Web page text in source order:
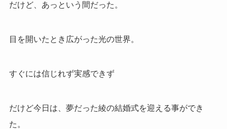
だけど、あっという間だった。
目を開いたとき広がった光の世界。
すぐには信じれず実感できず
だけど今日は、夢だった綾の結婚式を迎える事ができ
た。